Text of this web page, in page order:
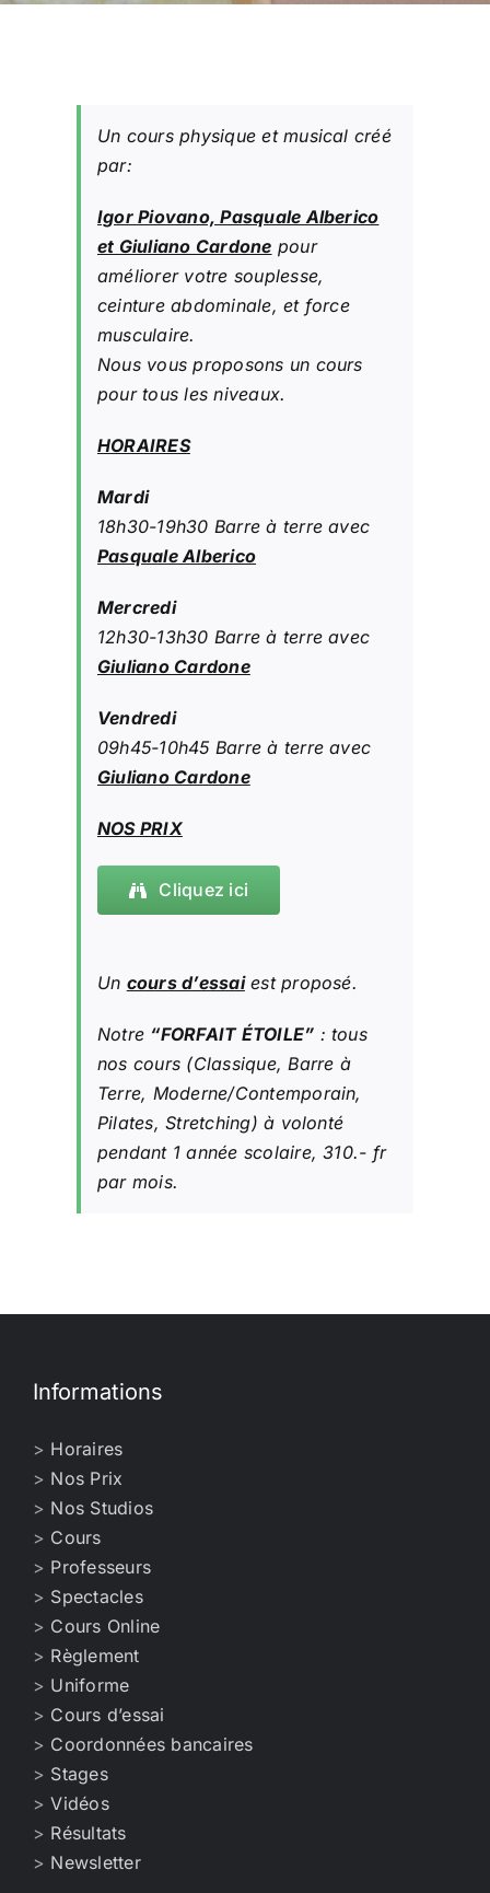
Un cours physique et musical créé
par:
Igor Piovano, Pasquale Alberico
et Giuliano Cardone pour
améliorer votre souplesse,
ceinture abdominale, et force
musculaire.
Nous vous proposons un cours
pour tous les niveaux.
HORAIRES
Mardi
18h30-19h30 Barre à terre avec
Pasquale Alberico
Mercredi
12h30-13h30 Barre à terre avec
Giuliano Cardone
Vendredi
09h45-10h45 Barre à terre avec
Giuliano Cardone
NOS PRIX
Cliquez ici
Un cours d’essaiest proposé.
Notre “FORFAIT ÉTOILE” : tous
nos cours (Classique, Barre à
Terre, Moderne/Contemporain,
Pilates, Stretching) à volonté
pendant 1 année scolaire, 310.- fr
par mois.
Informations
> Horaires
> Nos Prix
> Nos Studios
> Cours
> Professeurs
> Spectacles
> Cours Online
> Règlement
> Uniforme
> Cours d’essai
> Coordonnées bancaires
> Stages
>Vidéos
> Résultats
> Newsletter